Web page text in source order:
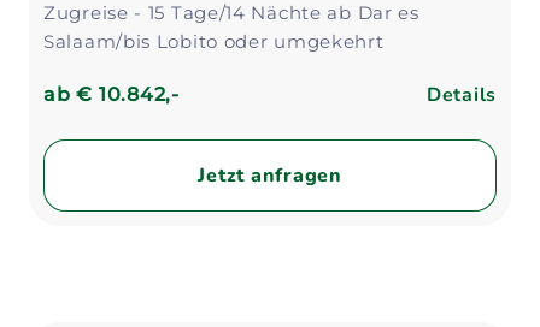
Zugreise - 15 Tage/14 Nächte ab Dar es
Salaam/bis Lobito oder umgekehrt
ab€ 10.842,- Details
Jetzt anfragen